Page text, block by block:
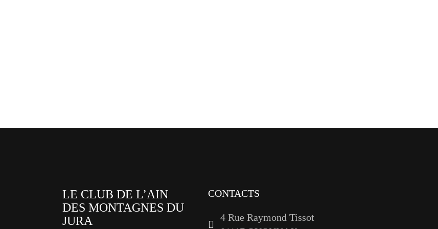
LE CLUB DE L’AIN
DES MONTAGNES DU
JURA
CONTACTS
4 Rue Raymond Tissot